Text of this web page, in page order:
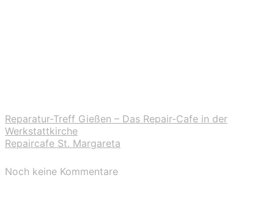
Reparatur-Treff Gießen – Das Repair-Cafe in der
Werkstattkirche
Repaircafe St. Margareta
Noch keine Kommentare